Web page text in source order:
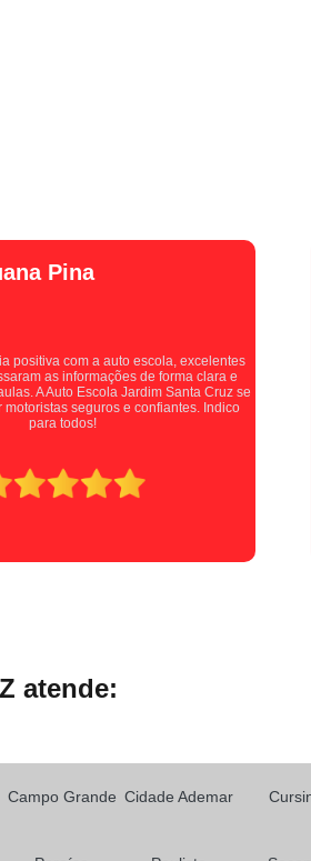
Mudar a Categoria da
Mudar
Categoria de B para D
Mudar
Habilitação a
Primeira
Primeira Habilitação de Moto
Primeira Habilitação Passo a
Reciclagem Cnh Suspensa
boa, fiz minhas aulas práticas com a
é uma pessoa maravilhosa, me instruía
e cobrava quando necessário,
quem está procurando tirar sua carta!
atende:
Campo Grande Cidade Ademar